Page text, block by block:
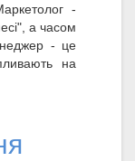
-
а часом
- це
на